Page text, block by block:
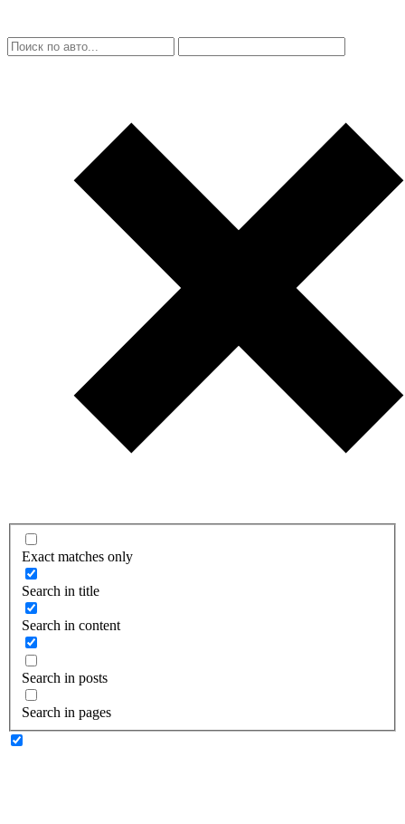
Exact matches only
Search in title
Search in content
Search in posts
Search in pages